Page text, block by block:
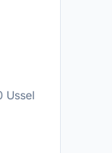
Ussel